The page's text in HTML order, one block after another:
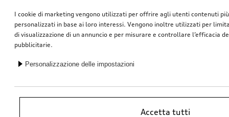
I cookie di marketing vengono utilizzati per offrire agli utenti contenuti
personalizzati in base ai loro interessi. Vengono inoltre utilizzati per
di visualizzazione di un annuncio e per misurare e controllare l’efficacia
pubblicitarie.
Personalizzazione delle impostazioni
Accetta tutti